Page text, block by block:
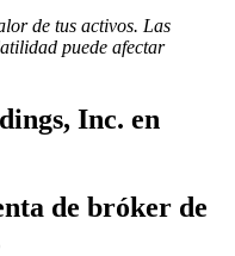
de tus activos. Las
puede afectar
Inc. en
de bróker de